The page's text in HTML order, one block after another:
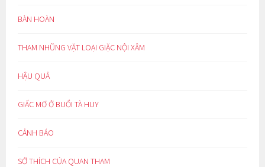
BÀN HOÀN
THAM NHŨNG VẶT LOẠI GIẶC NỘI XÂM
HẬU QUẢ
GIẤC MƠ Ở BUỔI TÀ HUY
CẢNH BÁO
SỞ THÍCH CỦA QUAN THAM